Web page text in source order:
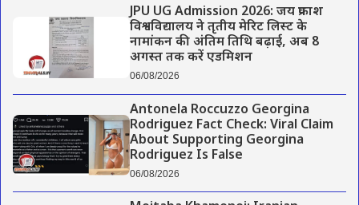
JPU UG Admission 2026: जय प्रकाश
विश्वविद्यालय ने तृतीय मेरिट लिस्ट के
नामांकन की अंतिम तिथि बढ़ाई, अब 8
अगस्त तक करें एडमिशन
06/08/2026
Antonela Roccuzzo Georgina
Rodriguez Fact Check: Viral Claim
About Supporting Georgina
Rodriguez Is False
06/08/2026